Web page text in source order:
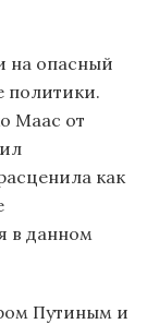
на опасный
политики.
Маас от
как
в данном
Путиным и